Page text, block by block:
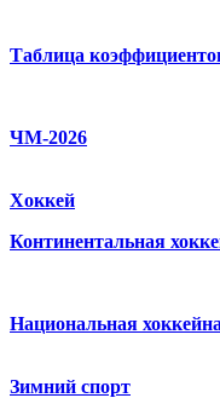
Таблица
ЧМ-2026
Хоккей
Континентальная
Национальная
Зимний спорт